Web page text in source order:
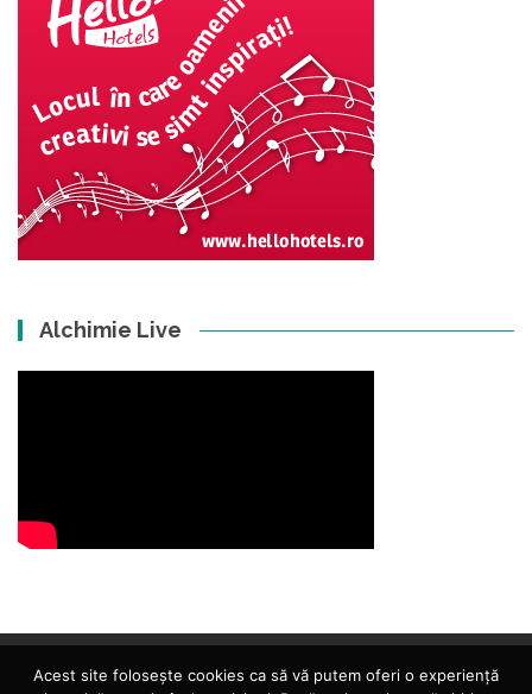
Alchimie Live
Acest site folosește cookies ca să vă putem oferi o experiență